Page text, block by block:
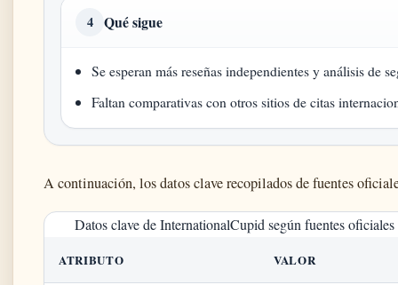
4 Qué sigue
Se esperan más reseñas independientes y análisis de
Faltan comparativas con otros sitios de citas
A continuación, los datos clave recopilados de fuentes
Datos clave de InternationalCupid según fuentes
ATRIBUTO VALOR